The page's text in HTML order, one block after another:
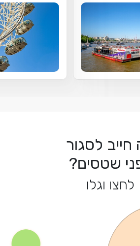
חייב לסגור
שטסים?
לחצו וגלו